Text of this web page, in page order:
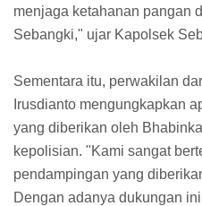
menjaga ketahanan pangan
Sebangki," ujar Kapolsek
Sementara itu, perwakilan
Irusdianto mengungkapkan
yang diberikan oleh
kepolisian. "Kami sangat
pendampingan yang
Dengan adanya dukungan